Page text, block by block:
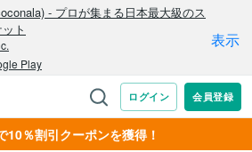
10％割引クーポンを獲得！